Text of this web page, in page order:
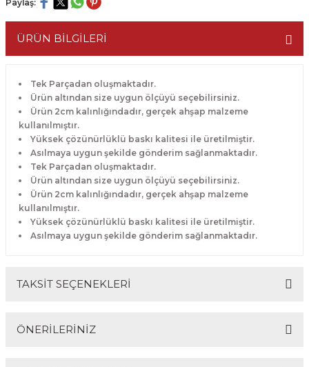
Paylaş:
ÜRÜN BİLGİLERİ
Tek Parçadan oluşmaktadır.
Ürün altından size uygun ölçüyü seçebilirsiniz.
Ürün 2cm kalınlığındadır, gerçek ahşap malzeme
kullanılmıştır.
Yüksek çözünürlüklü baskı kalitesi ile üretilmiştir.
Asılmaya uygun şekilde gönderim sağlanmaktadır.
Tek Parçadan oluşmaktadır.
Ürün altından size uygun ölçüyü seçebilirsiniz.
Ürün 2cm kalınlığındadır, gerçek ahşap malzeme
kullanılmıştır.
Yüksek çözünürlüklü baskı kalitesi ile üretilmiştir.
Asılmaya uygun şekilde gönderim sağlanmaktadır.
TAKSİT SEÇENEKLERİ
ÖNERİLERİNİZ